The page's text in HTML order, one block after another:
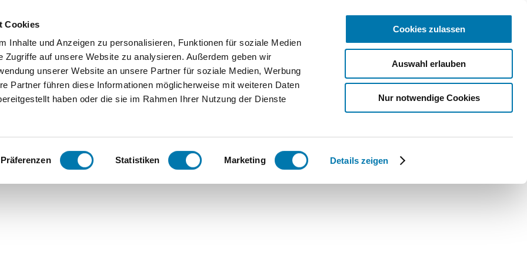
Cookies
Inhalte und Anzeigen zu personalisieren, Funktionen für soziale Medien
Zugriffe auf unsere Website zu analysieren. Außerdem geben wir
unserer Website an unsere Partner für soziale Medien, Werbung
Partner führen diese Informationen möglicherweise mit weiteren Daten
haben oder die sie im Rahmen Ihrer Nutzung der Dienste
Präferenzen Statistiken Marketing Details zeigen
Cookies zulassen
Auswahl erlauben
Nur notwendige Cookies
Bergen Webcams
Suche